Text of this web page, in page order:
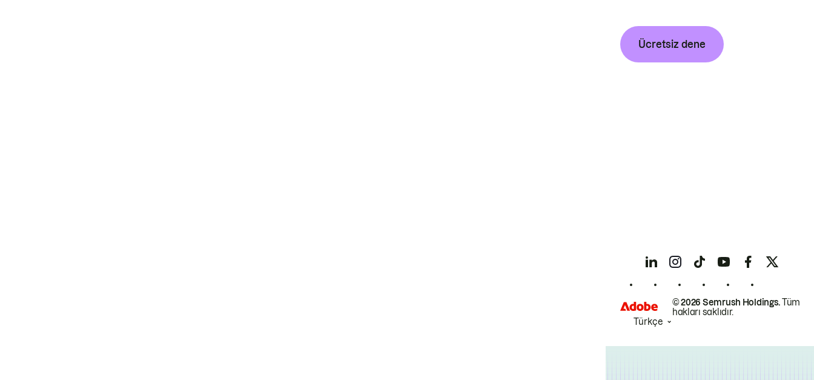
Ücretsiz dene
© 2026 Semrush Holdings.Tüm
hakları saklıdır.
Türkçe